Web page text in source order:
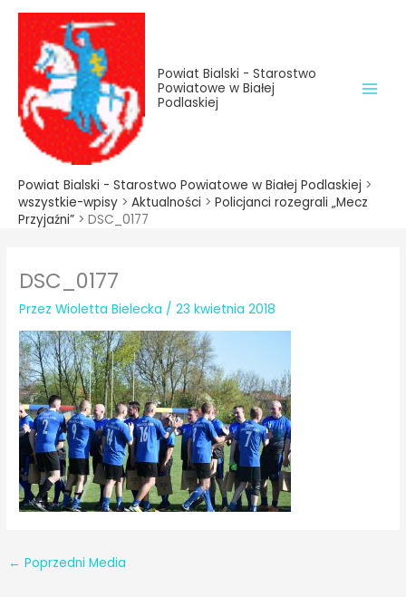
treści
Przejdź
treści
Powiat Bialski - Starostwo
Powiatowe w Białej
Podlaskiej
Powiat Bialski - Starostwo Powiatowe w Białej Podlaskiej >
wszystkie-wpisy > Aktualności > Policjanci rozegrali „Mecz
Przyjaźni” > DSC_0177
DSC_0177
PrzezWioletta Bielecka /23 kwietnia 2018
← Poprzedni Media